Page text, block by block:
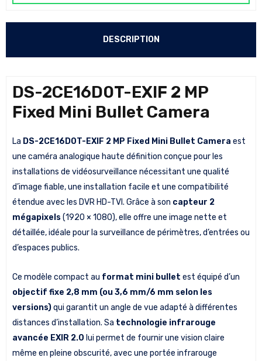
DESCRIPTION
DS-2CE16D0T-EXIF 2 MP
Fixed Mini Bullet Camera
La DS-2CE16D0T-EXIF 2 MP Fixed Mini Bullet Camera est
une caméra analogique haute définition conçue pour les
installations de vidéosurveillance nécessitant une qualité
d’image fiable, une installation facile et une compatibilité
étendue avec les DVR HD-TVI. Grâce à son capteur 2
mégapixels (1920 × 1080), elle offre une image nette et
détaillée, idéale pour la surveillance de périmètres, d’entrées ou
d’espaces publics.
Ce modèle compact au format mini bullet est équipé d’un
objectif fixe 2,8 mm (ou 3,6 mm/6 mm selon les
versions)qui garantit un angle de vue adapté à différentes
distances d’installation. Sa technologie infrarouge
avancée EXIR 2.0 lui permet de fournir une vision claire
même en pleine obscurité, avec une portée infrarouge